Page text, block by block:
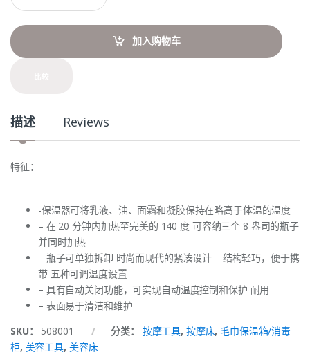
a
t
i
加入购物车
描述 Reviews
特征：
-保温器可将乳液、油、面霜和凝胶保持在略高于体温的温度
– 在 20 分钟内加热至完美的 140 度 可容纳三个 8 盎司的瓶子
并同时加热
– 瓶子可单独拆卸 时尚而现代的紧凑设计 – 结构轻巧，便于携
带 五种可调温度设置
– 具有自动关闭功能，可实现自动温度控制和保护 耐用
– 表面易于清洁和维护
SKU： 508001 分类： 按摩工具, 按摩床, 毛巾保温箱/消毒
柜, 美容工具, 美容床